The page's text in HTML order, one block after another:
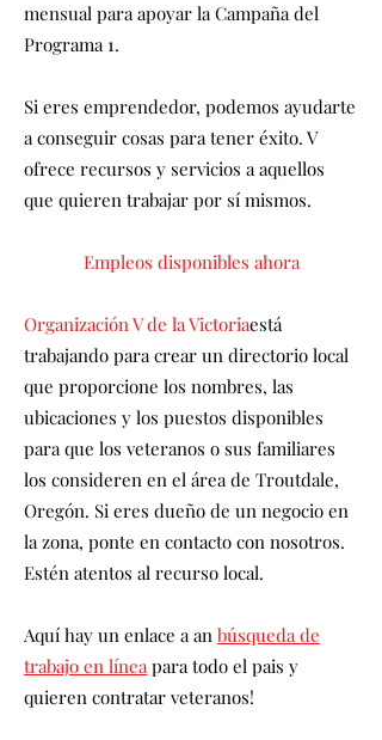
mensual para apoyar la Campaña del
Programa 1.
Si eres emprendedor, podemos ayudarte
a conseguir cosas para tener éxito. V
ofrece recursos y servicios a aquellos
que quieren trabajar por sí mismos.
Empleos disponibles ahora
Organización V de la Victoriaestá
trabajando para crear un directorio local
que proporcione los nombres, las
ubicaciones y los puestos disponibles
para que los veteranos o sus familiares
los consideren en el área de Troutdale,
Oregón. Si eres dueño de un negocio en
la zona, ponte en contacto con nosotros.
Estén atentos al recurso local.
Aquí hay un enlace a an búsqueda de
trabajo en líneapara todo el pais y
quieren contratar veteranos!